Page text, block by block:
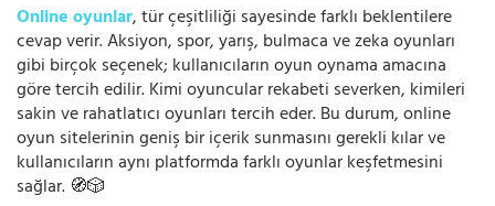
Online oyunlar, tür çeşitliliği sayesinde farklı beklentilere
cevap verir. Aksiyon, spor, yarış, bulmaca ve zeka oyunları
gibi birçok seçenek; kullanıcıların oyun oynama amacına
göre tercih edilir. Kimi oyuncular rekabeti severken, kimileri
sakin ve rahatlatıcı oyunları tercih eder. Bu durum, online
oyun sitelerinin geniş bir içerik sunmasını gerekli kılar ve
kullanıcıların aynı platformda farklı oyunlar keşfetmesini
sağlar. 🧭🎲